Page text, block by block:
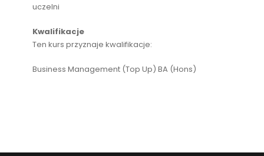
uczelni
Kwalifikacje
Ten kurs przyznaje kwalifikacje:
Business Management (Top Up) BA (Hons)